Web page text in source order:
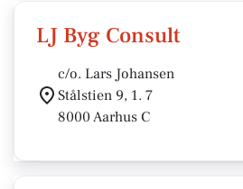
LJ Byg Consult
c/o. Lars Johansen
Stålstien 9, 1. 7
8000 Aarhus C